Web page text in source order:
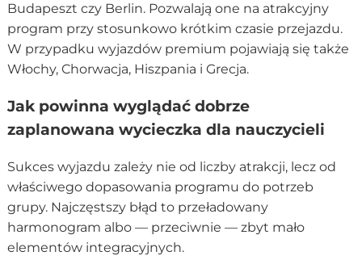
Budapeszt czy Berlin. Pozwalają one na atrakcyjny
program przy stosunkowo krótkim czasie przejazdu.
W przypadku wyjazdów premium pojawiają się także
Włochy, Chorwacja, Hiszpania i Grecja.
Jak powinna wyglądać dobrze
zaplanowana wycieczka dla nauczycieli
Sukces wyjazdu zależy nie od liczby atrakcji, lecz od
właściwego dopasowania programu do potrzeb
grupy. Najczęstszy błąd to przeładowany
harmonogram albo — przeciwnie — zbyt mało
elementów integracyjnych.